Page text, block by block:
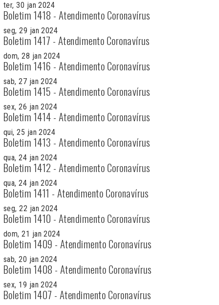
ter, 30 jan 2024
Boletim 1418 - Atendimento Coronavírus
seg, 29 jan 2024
Boletim 1417 - Atendimento Coronavírus
dom, 28 jan 2024
Boletim 1416 - Atendimento Coronavírus
sab, 27 jan 2024
Boletim 1415 - Atendimento Coronavírus
sex, 26 jan 2024
Boletim 1414 - Atendimento Coronavírus
qui, 25 jan 2024
Boletim 1413 - Atendimento Coronavírus
qua, 24 jan 2024
Boletim 1412 - Atendimento Coronavírus
qua, 24 jan 2024
Boletim 1411 - Atendimento Coronavírus
seg, 22 jan 2024
Boletim 1410 - Atendimento Coronavírus
dom, 21 jan 2024
Boletim 1409 - Atendimento Coronavírus
sab, 20 jan 2024
Boletim 1408 - Atendimento Coronavírus
sex, 19 jan 2024
Boletim 1407 - Atendimento Coronavírus